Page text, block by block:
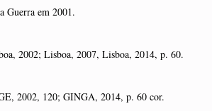
Guerra em 2001.
2002; Lisboa, 2007, Lisboa, 2014, p. 60.
2002, 120; GINGA, 2014, p. 60 cor.